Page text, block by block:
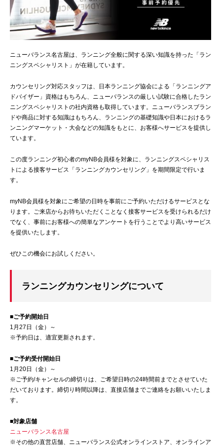
ニューバランス名古屋は、ランニング全般に関する深い知識を持った「ラン
ニングスペシャリスト」が在籍しています。
カウンセリング対応スタッフは、日本ランニング協会による「ランニングア
ドバイザー」資格はもちろん、ニューバランスの厳しい試験に合格したラン
ニングスペシャリストの社内資格も取得しています。ニューバランスブラン
ドや商品に対する知識はもちろん、ランニングの基礎知識や日本におけるラ
ンニングマーケット・大会などの知識をもとに、お客様へサービスを提供し
ています。
この度ランニング初心者のmyNB会員様を対象に、ランニングスペシャリス
トによる接客サービス「ランニングカウンセリング」を期間限定で行いま
す。
myNB会員様を対象にご希望の日時を事前にご予約いただけるサービスとな
ります。ご来店からお待ちいただくことなく接客サービスを受けられるだけ
でなく、事前にお客様への簡単なアンケートを行うことでより高いサービス
を提供いたします。
ぜひこの機会にお試しください。
ランニングカウンセリングについて
■ご予約開始日
1月27日（金）～
※予約日は、適宜更新されます。
■ご予約受付開始日
1月20日（金）～
※ご予約/キャンセルの締切りは、ご希望日時の24時間前までとさせていた
だいております。締切り時間以降は、直接店舗までご連絡をお願いいたしま
す。
■対象店舗
ニューバランス名古屋
※その他の直営店舗、ニューバランス公式オンラインストア、オンラインア